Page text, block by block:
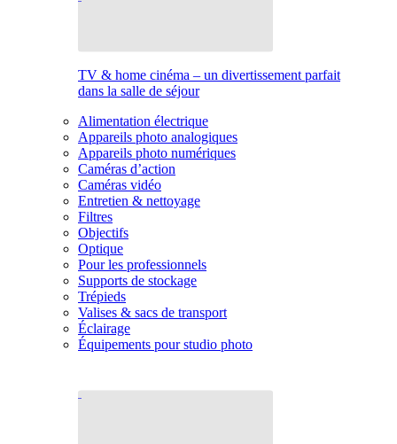
TV & home cinéma – un divertissement parfait
dans la salle de séjour
Alimentation électrique
Appareils photo analogiques
Appareils photo numériques
Caméras d’action
Caméras vidéo
Entretien & nettoyage
Filtres
Objectifs
Optique
Pour les professionnels
Supports de stockage
Trépieds
Valises & sacs de transport
Éclairage
Équipements pour studio photo